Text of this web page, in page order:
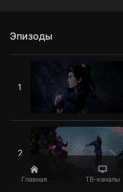
Главная ТВ-каналы
Эпизоды
1
2